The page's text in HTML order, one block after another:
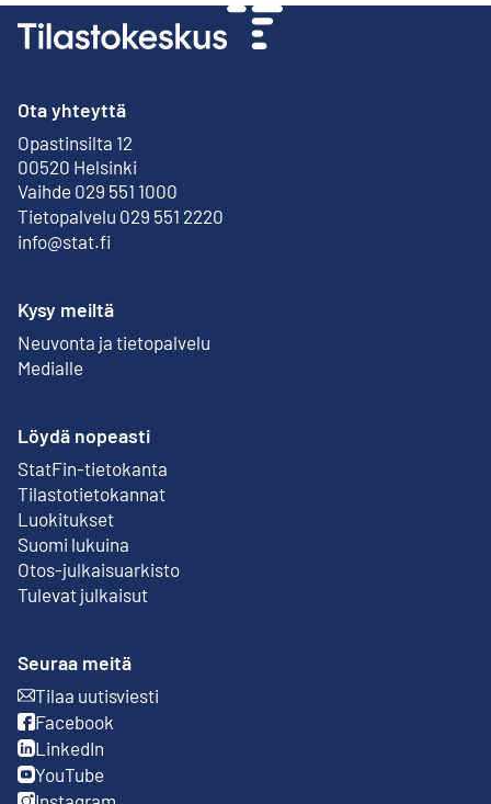
Ota yhteyttä
Opastinsilta 12
00520 Helsinki
Ulkoinen linkki
Vaihde 029 551 1000
Tietopalvelu 029 551 2220
info@stat.fi
Kysy meiltä
Neuvonta ja tietopalvelu
Medialle
Löydä nopeasti
StatFin-tietokanta
Ulkoinen linkki
Tilastotietokannat
Luokitukset
Suomi lukuina
Otos-julkaisuarkisto
Ulkoinen linkki
Tulevat julkaisut
Seuraa meitä
Tilaa uutisviesti
Ulkoinen linkki
Facebook
Ulkoinen linkki
LinkedIn
Ulkoinen linkki
YouTube
Ulkoinen linkki